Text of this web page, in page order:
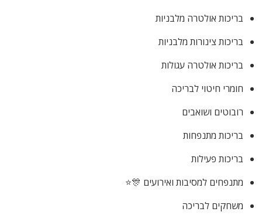
בריכות אולטרה מלבניות
בריכות צינורות מלבניות
בריכות אולטרה עגולות
חומרי חיטוי לבריכה
רובוטים ושואבים
בריכות מתנפחות
בריכות פעילות
מתנפחים למסיבות ואירועים 🎊⭐
משחקים לבריכה